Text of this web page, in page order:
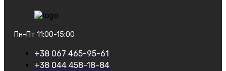
Пн-Пт 11:00-15:00
+38 067 465-95-61
+38 044 458-18-84